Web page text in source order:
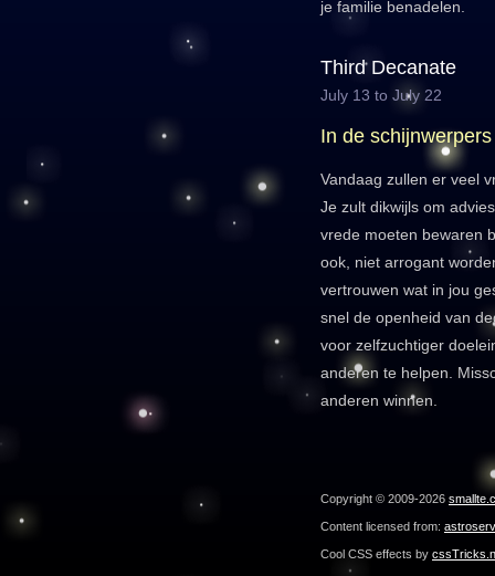
je familie benadelen.
Third Decanate
July 13 to July 22
In de schijnwerpers
Vandaag zullen er veel
Je zult dikwijls om
vrede moeten bewaren
ook, niet arrogant
vertrouwen wat in jou
snel de openheid van
voor zelfzuchtiger
anderen te helpen.
anderen winnen.
Copyright © 2009-2026
Content licensed from:
Cool CSS effects by